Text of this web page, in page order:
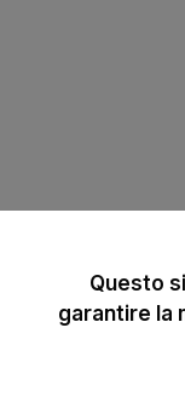
Questo
garantire la